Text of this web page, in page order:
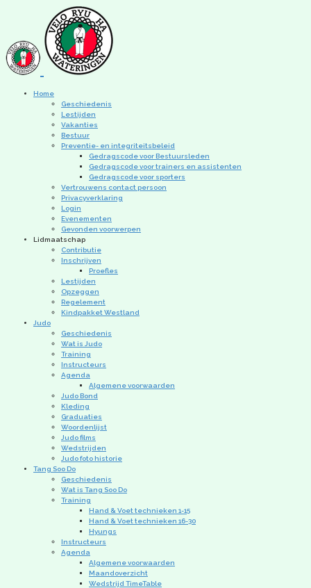
Home
Geschiedenis
Lestijden
Vakanties
Bestuur
Preventie- en integriteitsbeleid
Gedragscode voor Bestuursleden
Gedragscode voor trainers en assistenten
Gedragscode voor sporters
Vertrouwens contact persoon
Privacyverklaring
Login
Evenementen
Gevonden voorwerpen
Lidmaatschap
Contributie
Inschrijven
Proefles
Lestijden
Opzeggen
Regelement
Kindpakket Westland
Judo
Geschiedenis
Wat is Judo
Training
Instructeurs
Agenda
Algemene voorwaarden
Judo Bond
Kleding
Graduaties
Woordenlijst
Judo films
Wedstrijden
Judo foto historie
Tang Soo Do
Geschiedenis
Wat is Tang Soo Do
Training
Hand & Voet technieken 1-15
Hand & Voet technieken 16-30
Hyungs
Instructeurs
Agenda
Algemene voorwaarden
Maandoverzicht
Wedstrijd TimeTable